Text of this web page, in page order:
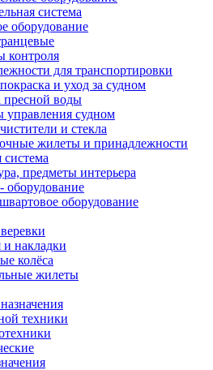
система
оборудование
контроля
для транспортировки
и уход за судном
пресной воды
управления судном
и стекла
жилеты и принадлежности
предметы интерьера
оборудование
оборудование
накладки
колёса
жилеты
техники